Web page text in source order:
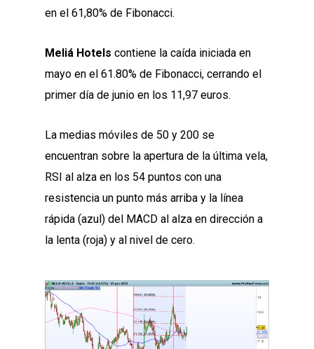
en el 61,80% de Fibonacci.
Meliá Hotels contiene la caída iniciada en
mayo en el 61.80% de Fibonacci, cerrando el
primer día de junio en los 11,97 euros.
La medias móviles de 50 y 200 se
encuentran sobre la apertura de la última vela,
RSI al alza en los 54 puntos con una
resistencia un punto más arriba y la línea
rápida (azul) del MACD al alza en dirección a
la lenta (roja) y al nivel de cero.